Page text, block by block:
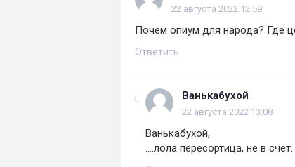
22 августа 2022 12:59
Почем опиум для народа? Где
Ответить
Baнькaбyxой
22 августа 2022 13:08
Baнькaбyxой,
....лола пересортица, не в счет.